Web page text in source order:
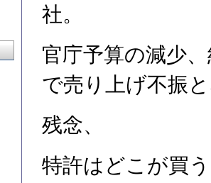
社。
官庁予算の減少
で売り上げ不振
残念、
特許はどこが買